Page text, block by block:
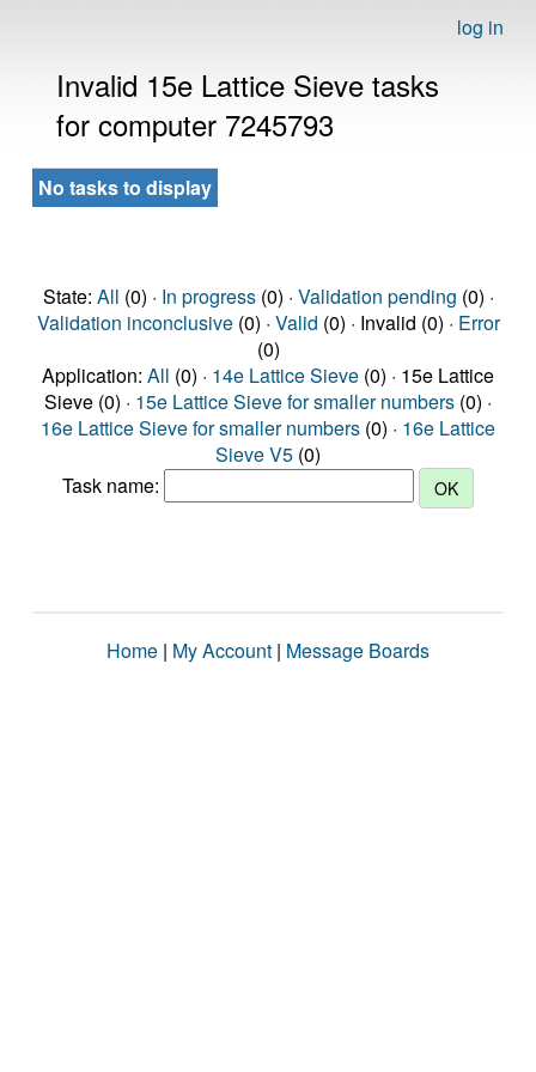
log in
Invalid 15e Lattice Sieve tasks
for computer 7245793
No tasks to display
State: All (0) · In progress(0) · Validation pending (0) ·
Validation inconclusive(0) · Valid (0) · Invalid (0) · Error
(0)
Application: All (0) · 14e Lattice Sieve (0) · 15e Lattice
Sieve (0) · 15e Lattice Sieve for smaller numbers (0) ·
16e Lattice Sieve for smaller numbers (0) · 16e Lattice
Sieve V5 (0)
Task name:
Home | My Account | Message Boards